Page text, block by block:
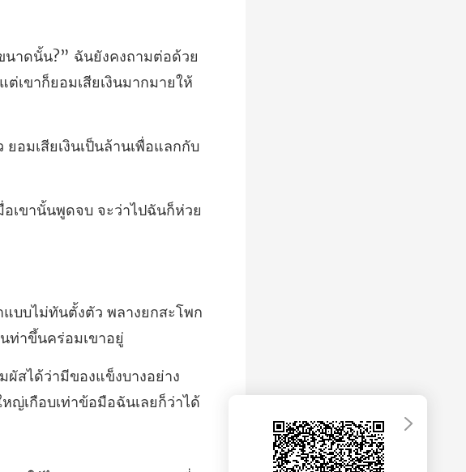
น?” ฉันยังคงถามต่อด้วย
อมเสียเงินเ
เขานั้นพูดจบ จะว
แบบไม่ทันตั้งตัว พลางยกสะโพก
ผัสได้ว่ามีของแข็งบางอย่าง